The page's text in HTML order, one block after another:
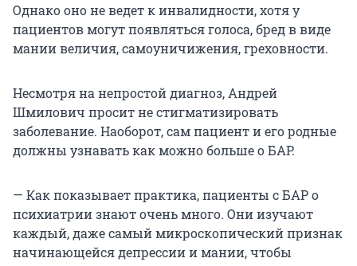
Однако оно не ведет к инвалидности, хотя у
пациентов могут появляться голоса, бред в виде
мании величия, самоуничижения, греховности.
Несмотря на непростой диагноз, Андрей
Шмилович просит не стигматизировать
заболевание. Наоборот, сам пациент и его родные
должны узнавать как можно больше о БАР.
— Как показывает практика, пациенты с БАР о
психиатрии знают очень много. Они изучают
каждый, даже самый микроскопический признак
начинающейся депрессии и мании, чтобы